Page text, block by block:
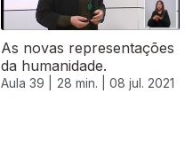
As novas representações
da humanidade.
Aula 39 | 28 min. | 08 jul. 2021